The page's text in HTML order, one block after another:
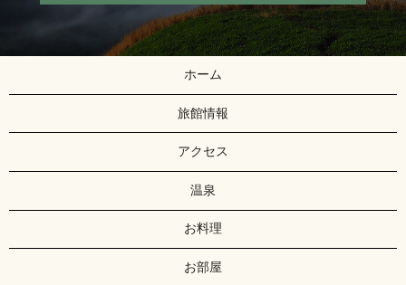
ホーム
旅館情報
アクセス
温泉
お料理
お部屋